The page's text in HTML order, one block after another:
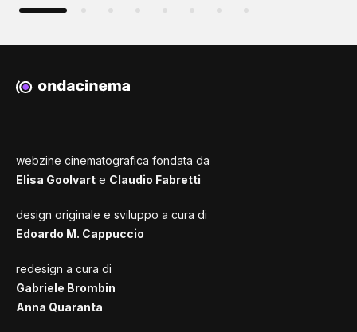
webzine cinematografica fondata da
Elisa Goolvart e Claudio Fabretti
design originale e sviluppo a cura di
Edoardo M. Cappuccio
redesign a cura di
Gabriele Brombin
Anna Quaranta